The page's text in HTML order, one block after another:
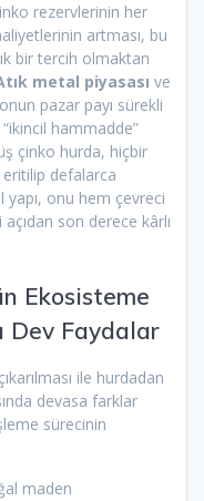
rezervlerinin her
artması, bu
bir tercih olmaktan
metal piyasası ve
pazar payı sürekli
hammadde”
çinko hurda, hiçbir
defalarca
yapı, onu hem çevreci
son derece kârlı
Ekosisteme
Dev Faydalar
ile hurdadan
devasa farklar
sürecinin
maden